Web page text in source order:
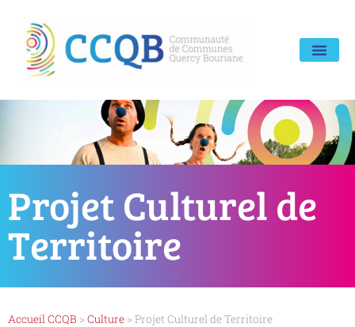
Projet Culturel de
Territoire
Accueil CCQB >Culture >Projet Culturel de Territoire